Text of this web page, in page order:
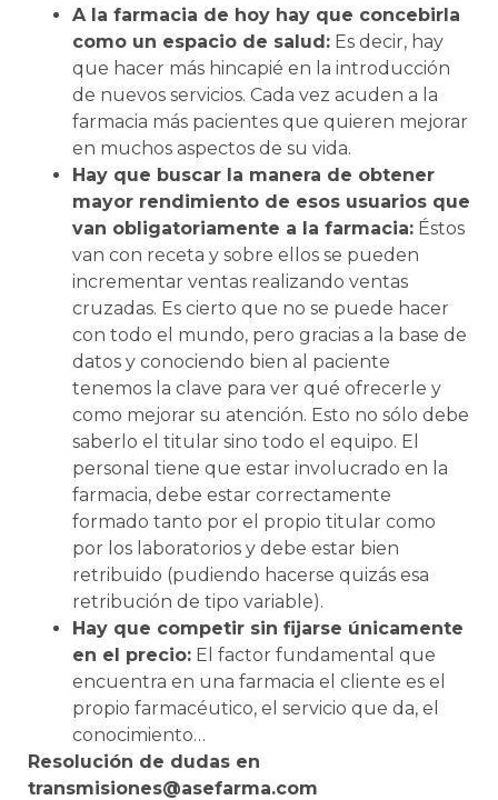
A la farmacia de hoy hay que concebirla
como un espacio de salud: Es decir, hay
que hacer más hincapié en la introducción
de nuevos servicios. Cada vez acuden a la
farmacia más pacientes que quieren mejorar
en muchos aspectos de su vida.
Hay que buscar la manera de obtener
mayor rendimiento de esos usuarios que
van obligatoriamente a la farmacia: Éstos
van con receta y sobre ellos se pueden
incrementar ventas realizando ventas
cruzadas. Es cierto que no se puede hacer
con todo el mundo, pero gracias a la base de
datos y conociendo bien al paciente
tenemos la clave para ver qué ofrecerle y
como mejorar su atención. Esto no sólo debe
saberlo el titular sino todo el equipo. El
personal tiene que estar involucrado en la
farmacia, debe estar correctamente
formado tanto por el propio titular como
por los laboratorios y debe estar bien
retribuido (pudiendo hacerse quizás esa
retribución de tipo variable).
Hay que competir sin fijarse únicamente
en el precio: El factor fundamental que
encuentra en una farmacia el cliente es el
propio farmacéutico, el servicio que da, el
conocimiento…
Resolución de dudas en
transmisiones@asefarma.com